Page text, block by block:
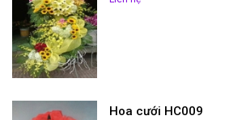
Hoa cưới HC009